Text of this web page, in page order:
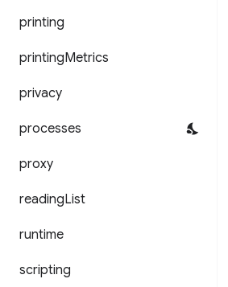
printing
printingMetrics
privacy
processes
proxy
readingList
runtime
scripting